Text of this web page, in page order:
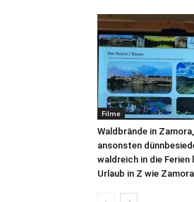
Filme
Waldbrände in
ansonsten
waldreich in die
Urlaub in Z wie